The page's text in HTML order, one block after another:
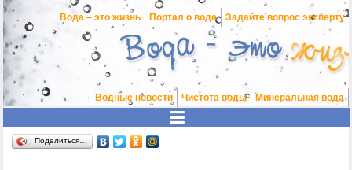
Вода – это жизнь Портал о воде Задайте вопрос эксперту
Водные новости Чистота воды Минеральная вода
Поделиться…